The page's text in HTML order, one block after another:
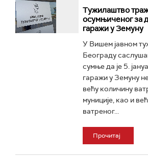
Тужилаштво
осумњиченог за
гаражи у Земуну
У Вишем јавном
Београду
сумње да је 5.
гаражи у Земуну
већу количину
муниције, као и
ватреног...
Прочитај